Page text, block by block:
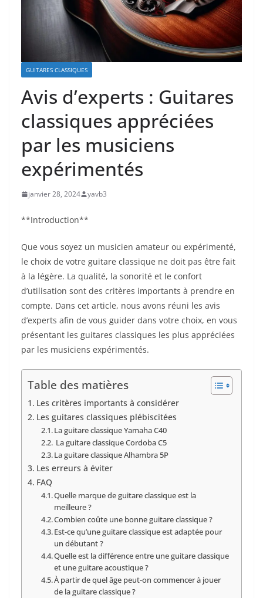
GUITARES CLASSIQUES
Avis d’experts : Guitares
classiques appréciées
par les musiciens
expérimentés
janvier 28, 2024 yavb3
**Introduction**
Que vous soyez un musicien amateur ou expérimenté,
‌le choix ⁣de votre guitare ‌classique ne doit pas être fait
à la légère. La qualité, ‍la sonorité et le confort
d’utilisation sont des critères importants à prendre en
compte. Dans cet article, nous avons réuni les avis
d’experts afin de vous⁣ guider dans votre choix, en vous
présentant les guitares classiques les plus appréciées
par les⁣ musiciens expérimentés.
Table des matières
Les critères importants à considérer
Les guitares classiques plébiscitées⁤
La guitare classique Yamaha C40
⁤ La guitare classique Cordoba C5
La guitare classique Alhambra 5P⁤
Les ‌erreurs à éviter
FAQ
‌Quelle ⁤marque de guitare classique‍ est la
meilleure ?
Combien coûte ​une bonne guitare classique ?
Est-ce ⁢qu’une guitare classique est adaptée pour
un débutant ?
Quelle est la différence entre une ‌guitare classique
et ⁢une⁣ guitare acoustique​ ?
À partir de quel ⁢âge peut-on commencer à jouer⁢
de la guitare classique ?